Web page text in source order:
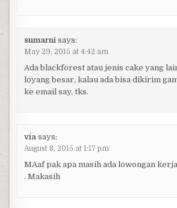
sumarni says:
May 29, 2015 at 4:42 am
Ada blackforest atau jenis cake yang
loyang besar, kalau ada bisa dikirim
ke email say, tks.
via says:
August 8, 2015 at 1:17 pm
MAaf pak apa masih ada lowongan kerja
. Makasih